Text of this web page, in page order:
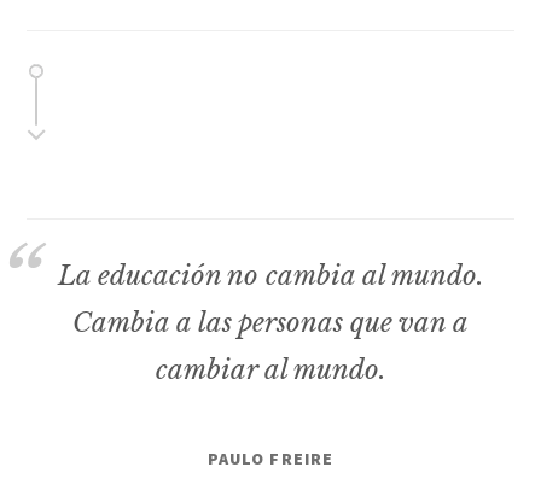
La educación no cambia al mundo.
Cambia a las personas que van a
cambiar al mundo.
PAULO FREIRE